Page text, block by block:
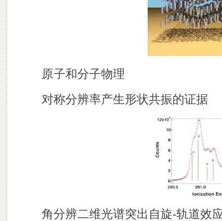
原子和分子物理
对称分辨率产生形状共振的证据
角分辨二维光谱突出自旋-轨道效